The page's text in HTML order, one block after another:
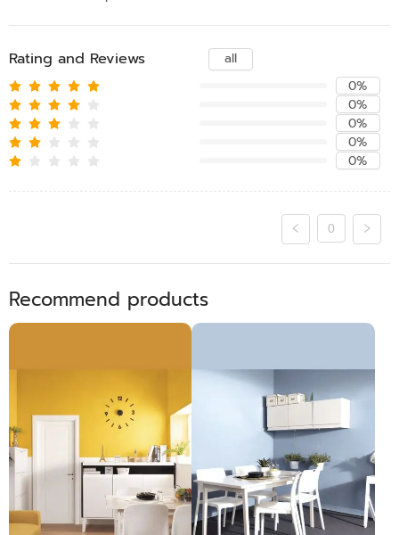
Rating and Reviews
all
0%
0%
0%
0%
0%
0
Recommend products